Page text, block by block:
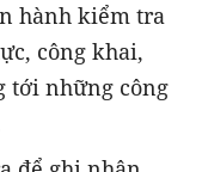
hành kiểm tra
công khai,
tới những công